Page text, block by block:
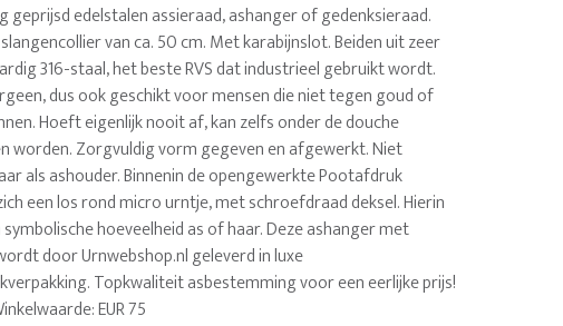
geprijsd edelstalen assieraad, ashanger of gedenksieraad.
van ca. 50 cm. Met karabijnslot. Beiden uit zeer
316-staal, het beste RVS dat industrieel gebruikt wordt.
dus ook geschikt voor mensen die niet tegen goud of
Hoeft eigenlijk nooit af, kan zelfs onder de douche
worden. Zorgvuldig vorm gegeven en afgewerkt. Niet
als ashouder. Binnenin de opengewerkte Pootafdruk
een los rond micro urntje, met schroefdraad deksel. Hierin
hoeveelheid as of haar. Deze ashanger met
door Urnwebshop.nl geleverd in luxe
Topkwaliteit asbestemming voor een eerlijke prijs!
EUR 75